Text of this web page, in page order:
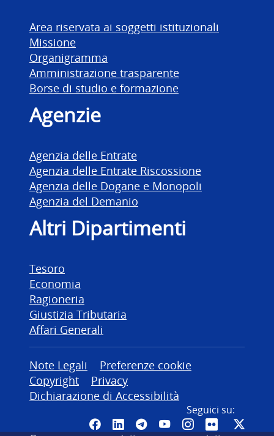
Area riservata ai soggetti istituzionali
Missione
Organigramma
Amministrazione trasparente
Borse di studio e formazione
Agenzie
Agenzia delle Entrate
Agenzia delle Entrate Riscossione
Agenzia delle Dogane e Monopoli
Agenzia del Demanio
Altri Dipartimenti
Tesoro
Economia
Ragioneria
Giustizia Tributaria
Affari Generali
Altre informazioni
Note Legali
Preferenze cookie
Copyright
Privacy
Dichiarazione di Accessibilità
Seguici su:
Pagina Facebook del MEF -
Canale LinkedIn del MEF
Canale Telegram del
Canale YouTube del
CanaleCanale